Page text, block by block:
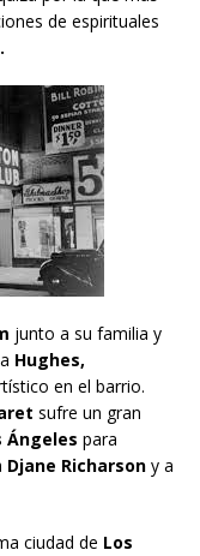
de espirituales
junto a su familia y
Hughes,
en el barrio.
sufre un gran
Ángeles para
Djane Richarson y a
ciudad de Los